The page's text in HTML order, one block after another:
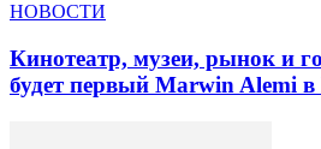
НОВОСТИ
Кинотеатр, музеи, рынок и
будет первый Marwin Alemi в